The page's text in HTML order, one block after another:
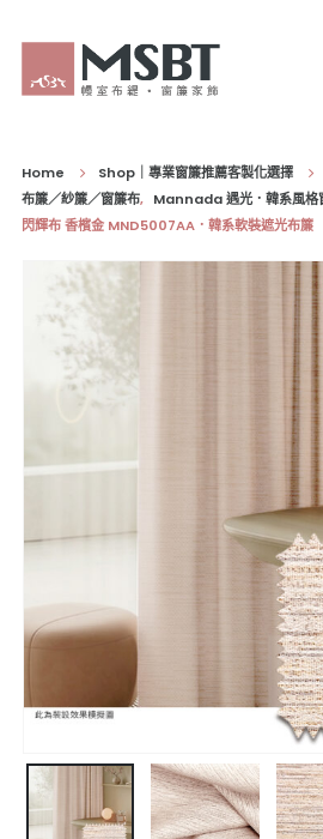
Home
Shop｜專業窗簾推薦客製化選擇
布簾／紗簾／窗簾布, Mannada 遇光．韓系風
閃輝布 香檳金 MND5007AA．韓系軟裝遮光布簾